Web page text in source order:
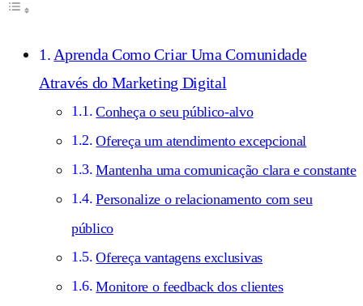
Aprenda Como Criar Uma Comunidade
Através do Marketing Digital
Conheça o seu público-alvo
Ofereça um atendimento excepcional
Mantenha uma comunicação clara e constante
Personalize o relacionamento com seu
público
Ofereça vantagens exclusivas
Monitore o feedback dos clientes